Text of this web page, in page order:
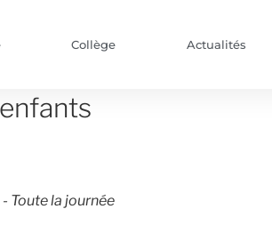
Collège Actualités
- Toute la journée